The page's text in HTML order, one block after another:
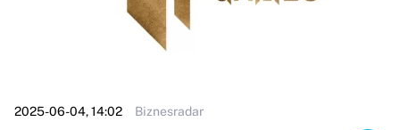
2025-06-04, 14:02 Biznesradar